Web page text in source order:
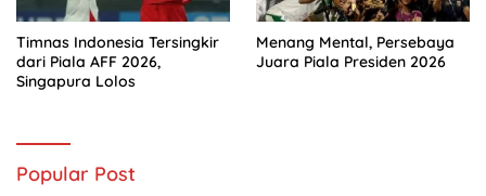
Timnas Indonesia Tersingkir
dari Piala AFF 2026,
Singapura Lolos
Menang Mental, Persebaya
Juara Piala Presiden 2026
Popular Post